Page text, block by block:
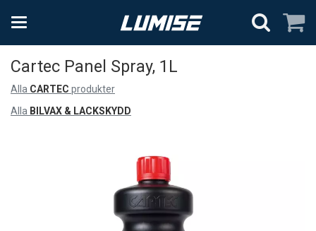
Cartec Panel Spray, 1L
Alla CARTEC produkter
Alla BILVAX & LACKSKYDD